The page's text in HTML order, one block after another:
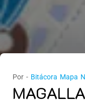
Por - Bitácora Mapa